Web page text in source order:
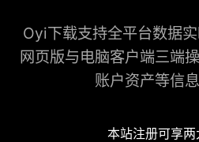
Oyi下载支持全平台数据实
网页版与电脑客户端三端
账户资产等信
本站注册可享两